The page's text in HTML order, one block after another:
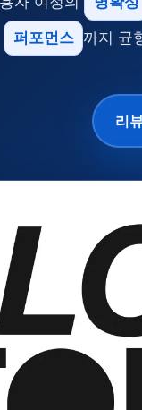
퍼포먼스 까지 균
리